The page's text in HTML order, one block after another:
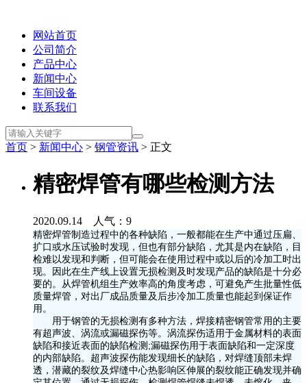
网站首页
公司简介
产品中心
新闻中心
车间设备
联系我们
首页 > 新闻中心 > 钢管资讯 > 正文
精密焊管有哪些检测方法
2020.09.14 人气： 9
精密焊管制造过程中的各种缺陷，一般都能在生产中通过压扁、
扩口或水压试验时发现，但也有部分缺陷，尤其是内在缺陷，目
检难以发现和判断，但可能会在使用过程中或以后的冷加工时出
现。因此在生产线上设置无损检测及时发现产品的缺陷是十分必
要的。从焊管机组生产效率高的角度考虑，可避免产生批量性低
质量焊管，对出厂成品质量及后步冷加工质量也能起到保证作
用。
用于钢管的无损检测有多种方法，焊接精密钢管常用的主要
有超声波、涡流或漏磁探伤等。涡流探伤适用于金属材料的表面
缺陷和接近表面的缺陷检测;漏磁探伤用于表面缺陷和一定深度
的内部缺陷。超声波探伤能发现细长的缺陷，对焊缝顶部未焊
透，潜藏的裂纹及焊缝中心热影响区伸展的裂纹能正确发现并确